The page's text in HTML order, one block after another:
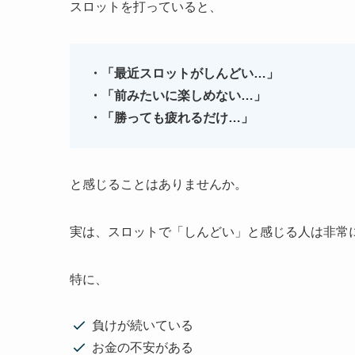
スロットを打っていると、
・「最近スロットがしんどい…」
・「前みたいに楽しめない…」
・「勝っても疲れるだけ…」
と感じることはありませんか。
実は、スロットで「しんどい」と感じる人は非常
特に、
負けが続いている
お金の不安がある